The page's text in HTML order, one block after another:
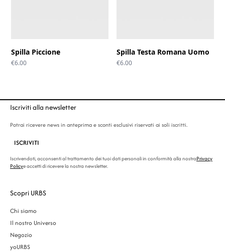
Spilla Piccione
€6.00
Spilla Testa Romana Uomo
€6.00
Iscriviti alla newsletter
Potrai ricevere news in anteprima e sconti esclusivi riservati ai soli iscritti.
ISCRIVITI
Iscrivendoti, acconsenti al trattamento dei tuoi dati personali in conformità alla nostraPrivacy
Policye accetti di ricevere la nostra newsletter.
Scopri URBS
Chi siamo
Il nostro Universo
Negozio
yoURBS